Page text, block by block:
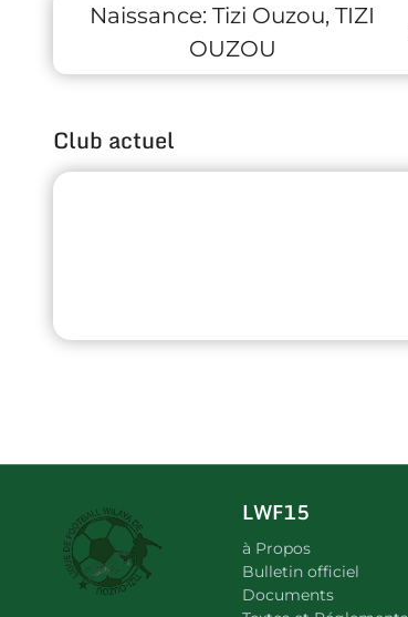
Naissance: Tizi Ouzou, TIZI
OUZOU
Club actuel
LWF15
à Propos
Bulletin officiel
Documents